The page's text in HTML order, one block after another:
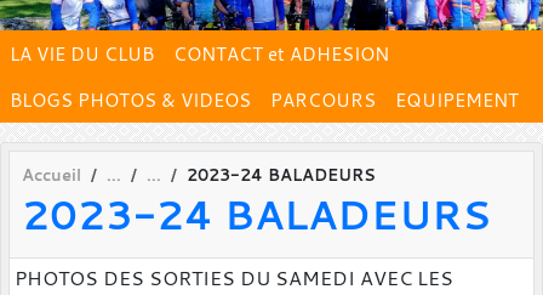
LA VIE DU CLUB
CONTACT et ADHESION
BLOGS PHOTOS & VIDEOS
PARCOURS EQUIPEMENT
Accueil 2023-24 BALADEURS
2023-24 BALADEURS
PHOTOS DES SORTIES DU SAMEDI AVEC LES